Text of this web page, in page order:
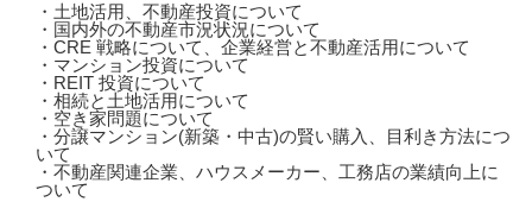
・土地活用、不動産投資について
・国内外の不動産市況状況について
・CRE 戦略について、企業経営と不動産活用について
・マンション投資について
・REIT 投資について
・相続と土地活用について
・空き家問題について
・分譲マンション(新築・中古)の賢い購入、目利き方法につ
いて
・不動産関連企業、ハウスメーカー、工務店の業績向上に
ついて